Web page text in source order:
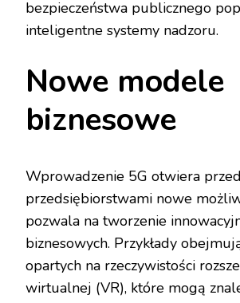
bezpieczeństwa publicznego
inteligentne systemy nadzoru.
Nowe modele
biznesowe
Wprowadzenie 5G otwiera przed
przedsiębiorstwami nowe
pozwala na tworzenie
biznesowych. Przykłady
opartych na rzeczywistości
wirtualnej (VR), które mogą